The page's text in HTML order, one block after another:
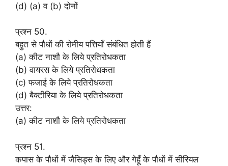
(d) (a) व (b) दोनों
प्रश्न 50.
बहुत से पौधों की रोमीय पत्तियाँ संबंधित होती हैं
(a) कीट नाशौ के लिये प्रतिरोधकता
(b) वायरस के लिये प्रतिरोधकता
(c) फजाई के लिये प्रतिरोधकता
(d) बैक्टीरिया के लिये प्रतिरोधकता
उत्तर:
(a) कीट नाशौ के लिये प्रतिरोधकता
प्रश्न 51.
कपास के पौधों में जैसिड्स के लिए और गेहूँ के पौधों में सीरियल